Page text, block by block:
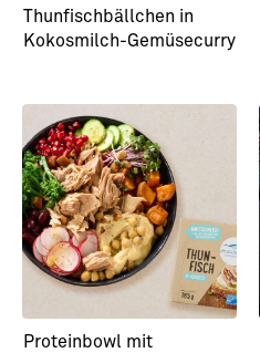
Thunfischbällchen in
Kokosmilch-Gemüsecurry
Proteinbowl mit